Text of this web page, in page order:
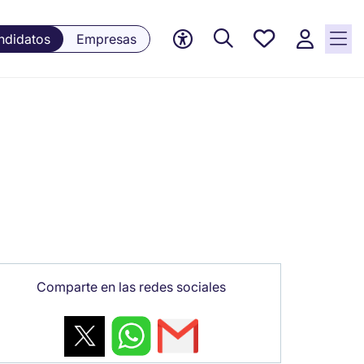
Empresas
Empleos
Comparte en las redes sociales